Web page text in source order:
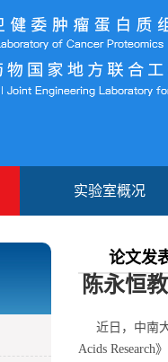
实验室概况
论文发
陈永恒
近日，中南大
Acids Research